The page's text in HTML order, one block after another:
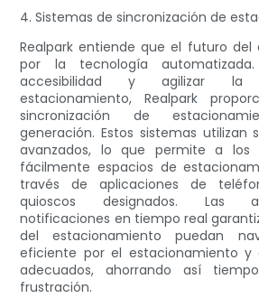
4. Sistemas de sincronización de
Realpark entiende que el futuro del
por la tecnología
accesibilidad y agilizar la
estacionamiento, Realpark
sincronización de
generación. Estos sistemas utilizan
avanzados, lo que permite a los
fácilmente espacios de
través de aplicaciones de
quioscos designados. Las
notificaciones en tiempo real
del estacionamiento puedan
eficiente por el estacionamiento y
adecuados, ahorrando así
frustración.